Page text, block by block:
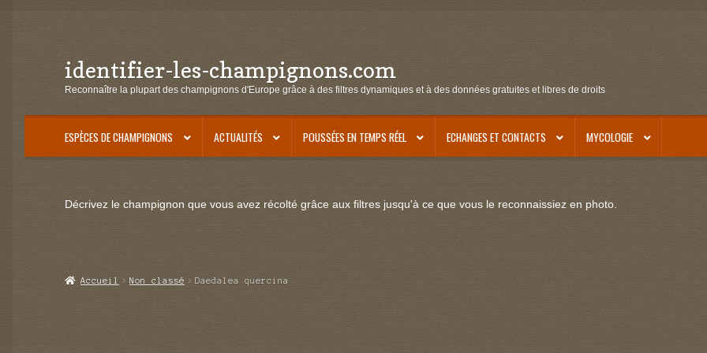
Aller
à
navigation
Aller
au
identifier-les-champignons.com
Reconnaître la plupart des champignons d'Europe grâce à des filtres dynamiques et à des données gratuites et libres de droits
ESPÈCES DE CHAMPIGNONS ACTUALITÉS POUSSÉES EN TEMPS RÉEL ECHANGES ET CONTACTS MYCOLOGIE
Décrivez le champignon que vous avez récolté grâce aux filtres jusqu'à ce que vous le reconnaissiez en photo.
Accueil Non classé Daedalea quercina